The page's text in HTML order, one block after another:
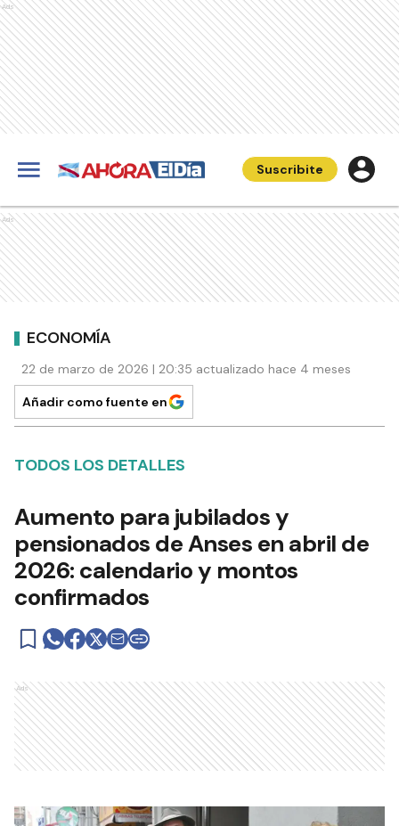
Ads
Suscribite
Ads
ECONOMÍA
22 de marzo de 2026 | 20:35 actualizado hace 4 meses
Añadir como fuente en
TODOS LOS DETALLES
Aumento para jubilados y
pensionados de Anses en abril de
2026: calendario y montos
confirmados
Ads